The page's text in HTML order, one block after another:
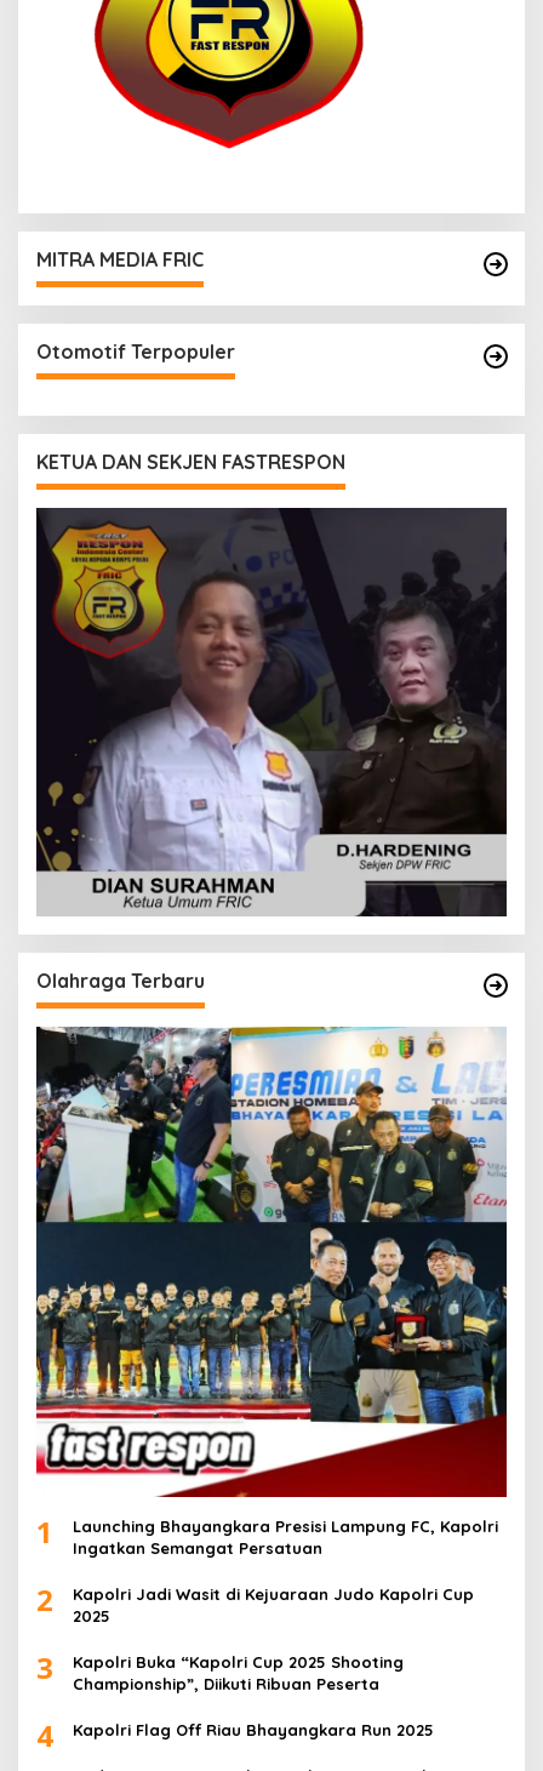
MITRA MEDIA FRIC
Otomotif Terpopuler
KETUA DAN SEKJEN FASTRESPON
Olahraga Terbaru
1
Launching Bhayangkara Presisi Lampung FC, Kapolri
Ingatkan Semangat Persatuan
2
Kapolri Jadi Wasit di Kejuaraan Judo Kapolri Cup
2025
3
Kapolri Buka “Kapolri Cup 2025 Shooting
Championship”, Diikuti Ribuan Peserta
4 Kapolri Flag Off Riau Bhayangkara Run 2025